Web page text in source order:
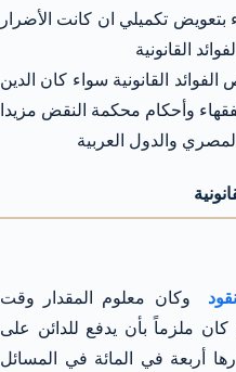
تكميلي ان كانت الأضرار
القانونية
القانونية سواء كان الدين
وأحكام محكمة النقض مزيدا
والدول العربية
وكان معلوم المقدار وقت
كان ملزماً بأن يدفع للدائن على
أربعة في المائة في المسائل